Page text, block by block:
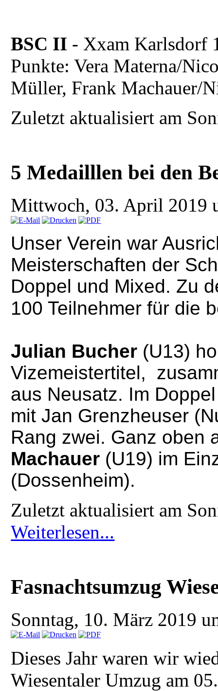
BSC II - Xxam
Punkte: Vera Materna/
Müller, Frank Machauer/
Zuletzt aktualisiert am
5 Medailllen bei den
Mittwoch, 03. April 2019
Unser Verein war
Meisterschaften der
Doppel und Mixed. Zu
100 Teilnehmer für die
Julian Bucher (U13)
Vizemeistertitel,
aus Neusatz. Im
mit Jan Grenzheuser
Rang zwei. Ganz oben
Machauer (U19) im
(Dossenheim).
Zuletzt aktualisiert am
Weiterlesen...
Fasnachtsumzug
Sonntag, 10. März 2019
Dieses Jahr waren wir
Wiesentaler Umzug am